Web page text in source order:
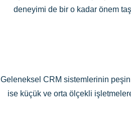
deneyimi de bir o kadar önem
Geleneksel CRM sistemlerinin peşin
ise küçük ve orta ölçekli